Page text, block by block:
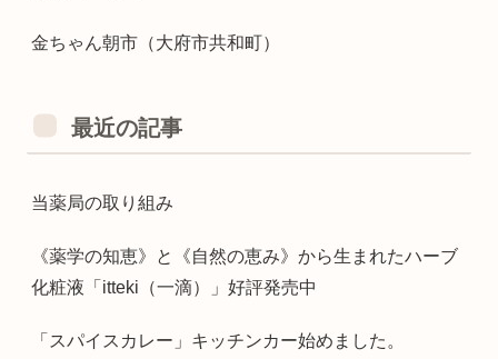
金ちゃん朝市（大府市共和町）
最近の記事
当薬局の取り組み
《薬学の知恵》と《自然の恵み》から生まれたハーブ
化粧液「itteki（一滴）」好評発売中
「スパイスカレー」キッチンカー始めました。